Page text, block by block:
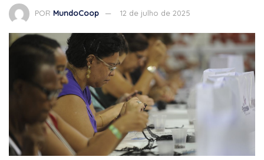
POR MundoCoop 12 de julho de 2025